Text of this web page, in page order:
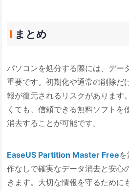
まとめ
パソコンを処分する際には、デー
重要です。初期化や通常の削除だ
報が復元されるリスクがあります
くても、信頼できる無料ソフトを
消去することが可能です。
EaseUS Partition Master Free
作なしで確実なデータ消去と安心
きます。大切な情報を守るために